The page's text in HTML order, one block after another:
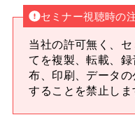
セミナー視聴時の
当社の許可無く、
てを複製、転載、
布、印刷、データ
することを禁止しま